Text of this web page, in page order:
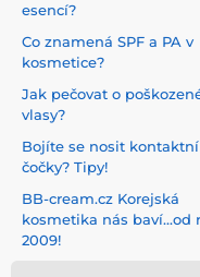
esencí?
Co znamená SPF a PA v
kosmetice?
Jak pečovat o
vlasy?
Bojíte se nosit kontaktní
čočky? Tipy!
BB-cream.cz Korejská
kosmetika nás baví...od
2009!